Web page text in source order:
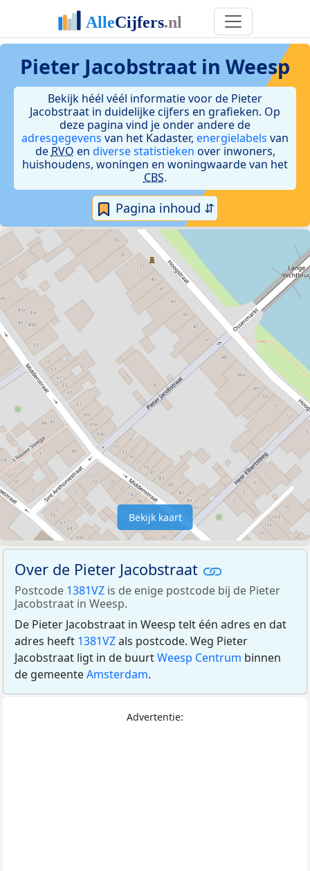
Pieter Jacobstraat in Weesp
Bekijk héél véél informatie voor de Pieter
Jacobstraat in duidelijke cijfers en grafieken. Op
deze pagina vind je onder andere de
adresgegevens van het Kadaster, energielabels van
de RVO en diverse statistieken over inwoners,
huishoudens, woningen en woningwaarde van het
CBS.
Pagina inhoud ⇵
Bekijk kaart
Over de Pieter Jacobstraat
Postcode 1381VZ is de enige postcode bij de Pieter
Jacobstraat in Weesp.
De Pieter Jacobstraat in Weesp telt één adres en dat
adres heeft 1381VZals postcode. Weg Pieter
Jacobstraat ligt in de buurtWeesp Centrum binnen
de gemeenteAmsterdam.
Advertentie: